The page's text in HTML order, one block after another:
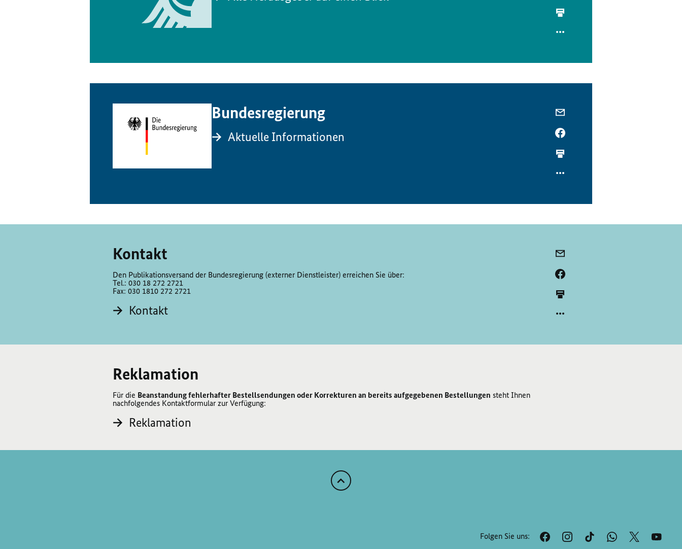
Bundesregierung
Aktuelle Informationen
Kontakt
Den Publikationsversand der Bundesregierung (externer Dienstleister) erreichen Sie über:
Tel.: 030 18 272 2721
Fax: 030 1810 272 2721
Kontakt
Reklamation
Für die Beanstandung fehlerhafter Bestellsendungen oder Korrekturen an bereits aufgegebenen Bestellungen steht Ihnen
nachfolgendes Kontaktformular zur Verfügung:
Reklamation
Zum
Folgen Sie uns: